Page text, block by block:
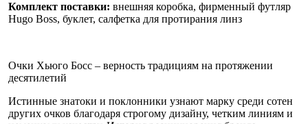
Комплект поставки: внешняя коробка, фирменный футляр
Hugo Boss, буклет, салфетка для протирания линз
Очки Хьюго Босс – верность традициям на протяжении
десятилетий
Истинные знатоки и поклонники узнают марку среди сотен
других очков благодаря строгому дизайну, четким линиям и